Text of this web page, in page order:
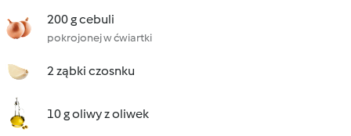
200 g cebuli
pokrojonej w ćwiartki
2 ząbki czosnku
10 g oliwy z oliwek